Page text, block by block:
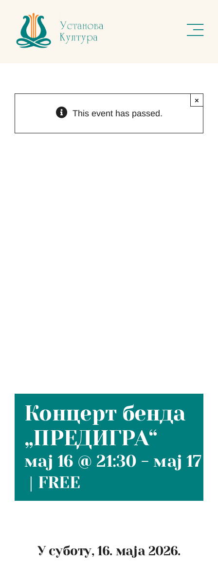
content
This event has passed.
×
Концерт бенда
„ПРЕДИГРА“
мај 16 @ 21:30 -мај 17
| FREE
У суботу, 16. маја 2026.